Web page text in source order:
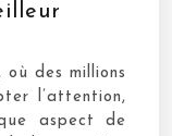
des millions
l’attention,
aspect de